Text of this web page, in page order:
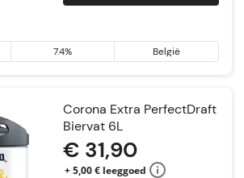
7.4% België
Corona Extra PerfectDraft
Biervat 6L
€ 31,90
+ 5,00 € leeggoed